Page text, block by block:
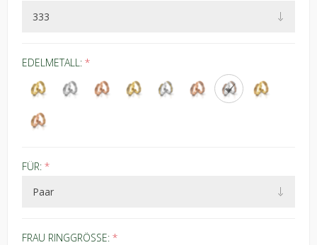
EDELMETALL: *
FÜR: *
FRAU RINGGRÖSSE: *